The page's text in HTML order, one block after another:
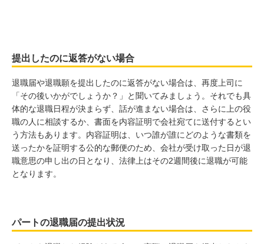
提出したのに返答がない場合
退職届や退職願を提出したのに返答がない場合は、再度上司に
「その後いかがでしょうか？」と聞いてみましょう。それでも具
体的な退職日程が決まらず、話が進まない場合は、さらに上の役
職の人に相談するか、書面を内容証明で会社宛てに送付するとい
う方法もあります。内容証明は、いつ誰が誰にどのような書類を
送ったかを証明する公的な郵便のため、会社が受け取った日が退
職意思の申し出の日となり、法律上はその2週間後に退職が可能
となります。
パートの退職届の提出状況